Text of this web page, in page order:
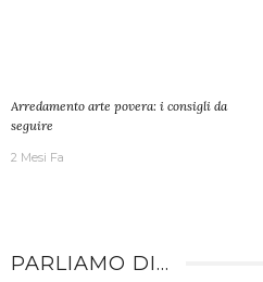
Arredamento arte povera: i consigli da
seguire
2 Mesi Fa
PARLIAMO DI…